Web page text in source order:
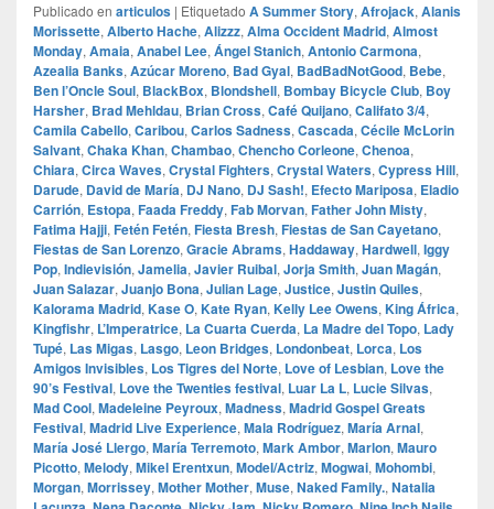
Publicado en articulos | Etiquetado A Summer Story, Afrojack, Alanis
Morissette, Alberto Hache, Alizzz, Alma Occident Madrid, Almost
Monday, Amaia, Anabel Lee, Ángel Stanich, Antonio Carmona,
Azealia Banks, Azúcar Moreno, Bad Gyal, BadBadNotGood, Bebe,
Ben l’Oncle Soul, BlackBox, Blondshell, Bombay Bicycle Club, Boy
Harsher, Brad Mehldau, Brian Cross, Café Quijano, Califato 3/4,
Camila Cabello, Caribou, Carlos Sadness, Cascada, Cécile McLorin
Salvant, Chaka Khan, Chambao, Chencho Corleone, Chenoa,
Chiara, Circa Waves, Crystal Fighters, Crystal Waters, Cypress Hill,
Darude, David de María, DJ Nano, DJ Sash!, Efecto Mariposa, Eladio
Carrión, Estopa, Faada Freddy, Fab Morvan, Father John Misty,
Fatima Hajji, Fetén Fetén, Fiesta Bresh, Fiestas de San Cayetano,
Fiestas de San Lorenzo, Gracie Abrams, Haddaway, Hardwell, Iggy
Pop, Indievisión, Jamelia, Javier Ruibal, Jorja Smith, Juan Magán,
Juan Salazar, Juanjo Bona, Julian Lage, Justice, Justin Quiles,
Kalorama Madrid, Kase O, Kate Ryan, Kelly Lee Owens, King África,
Kingfishr, L’Imperatrice, La Cuarta Cuerda, La Madre del Topo, Lady
Tupé, Las Migas, Lasgo, Leon Bridges, Londonbeat, Lorca, Los
Amigos Invisibles, Los Tigres del Norte, Love of Lesbian, Love the
90’s Festival, Love the Twenties festival, Luar La L, Lucie Silvas,
Mad Cool, Madeleine Peyroux, Madness, Madrid Gospel Greats
Festival, Madrid Live Experience, Mala Rodríguez, María Arnal,
María José Llergo, María Terremoto, Mark Ambor, Marlon, Mauro
Picotto, Melody, Mikel Erentxun, Model/Actriz, Mogwai, Mohombi,
Morgan, Morrissey, Mother Mother, Muse, Naked Family., Natalia